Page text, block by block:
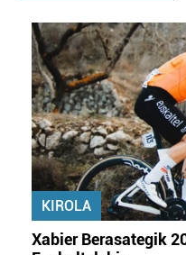
KIROLA
Xabier Berasategik